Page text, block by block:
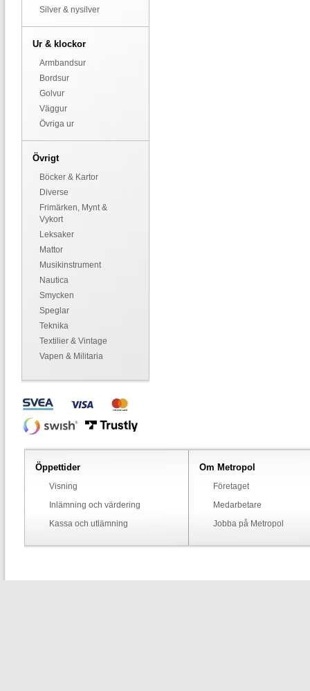
Silver & nysilver
Ur & klockor
Armbandsur
Bordsur
Golvur
Väggur
Övriga ur
Övrigt
Böcker & Kartor
Diverse
Frimärken, Mynt &
Vykort
Leksaker
Mattor
Musikinstrument
Nautica
Smycken
Speglar
Teknika
Textilier & Vintage
Vapen & Militaria
Öppettider
Visning
Inlämning och värdering
Kassa och utlämning
Om Metropol
Företaget
Medarbetare
Jobba på Metropol